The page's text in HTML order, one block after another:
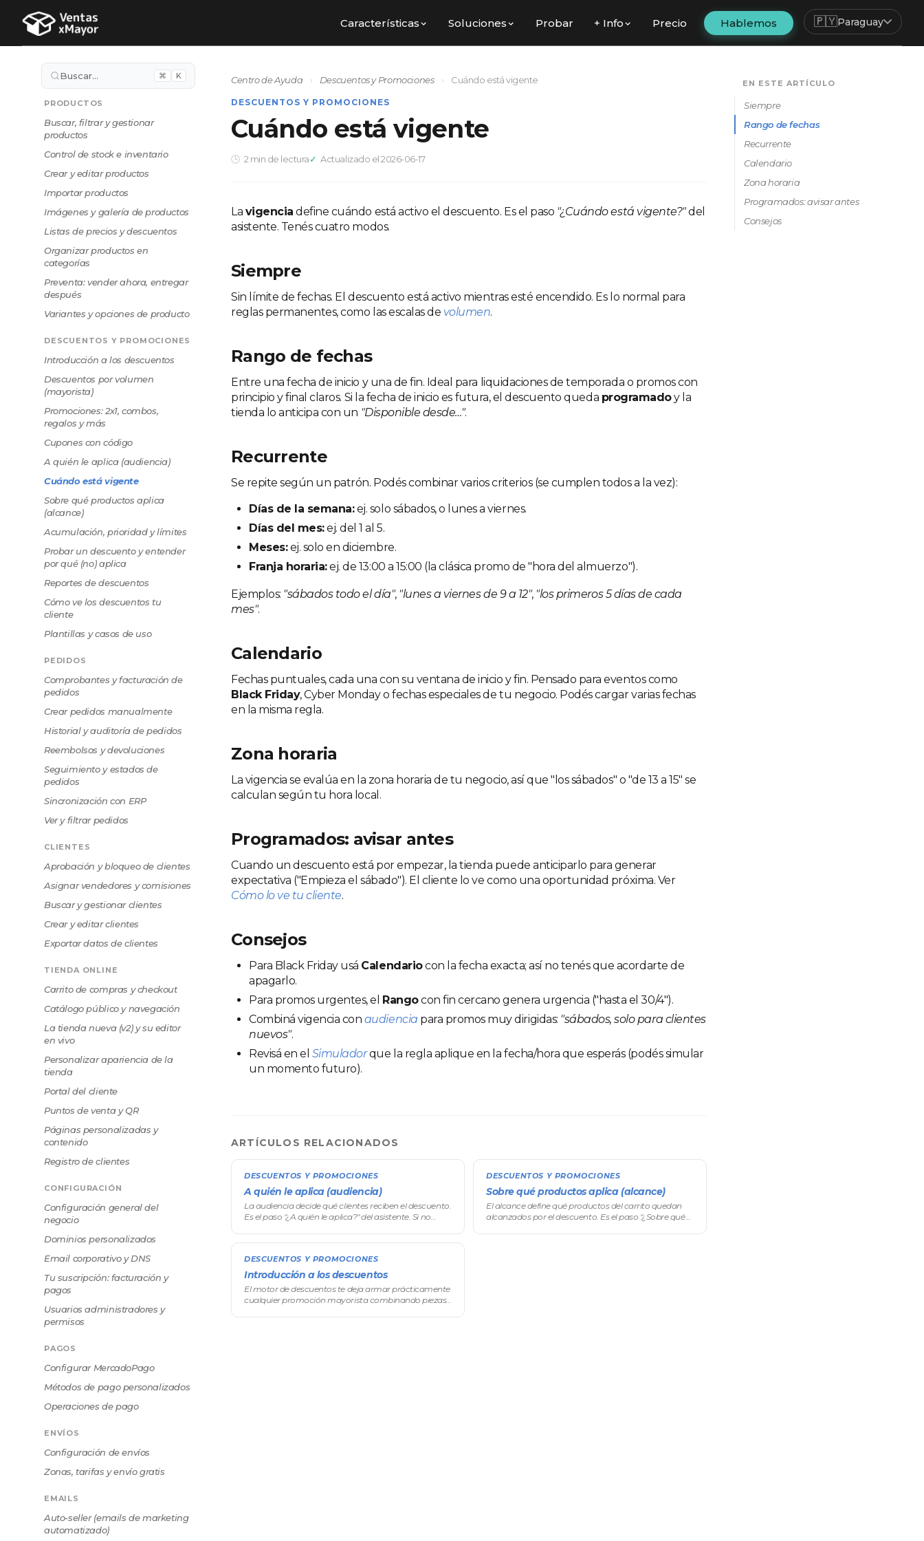
Características Soluciones Probar + Info Precio Hablemos 🇵🇾Paraguay
Buscar… ⌘ K
PRODUCTOS
Buscar, filtrar y gestionar
productos
Control de stock e inventario
Crear y editar productos
Importar productos
Imágenes y galería de productos
Listas de precios y descuentos
Organizar productos en
categorías
Preventa: vender ahora, entregar
después
Variantes y opciones de producto
DESCUENTOS Y PROMOCIONES
Introducción a los descuentos
Descuentos por volumen
(mayorista)
Promociones: 2x1, combos,
regalos y más
Cupones con código
A quién le aplica (audiencia)
Cuándo está vigente
Sobre qué productos aplica
(alcance)
Acumulación, prioridad y límites
Probar un descuento y entender
por qué (no) aplica
Reportes de descuentos
Cómo ve los descuentos tu
cliente
Plantillas y casos de uso
PEDIDOS
Comprobantes y facturación de
pedidos
Crear pedidos manualmente
Historial y auditoría de pedidos
Reembolsos y devoluciones
Seguimiento y estados de
pedidos
Sincronización con ERP
Ver y filtrar pedidos
CLIENTES
Aprobación y bloqueo de clientes
Asignar vendedores y comisiones
Buscar y gestionar clientes
Crear y editar clientes
Exportar datos de clientes
TIENDA ONLINE
Carrito de compras y checkout
Catálogo público y navegación
La tienda nueva (v2) y su editor
en vivo
Personalizar apariencia de la
tienda
Portal del cliente
Puntos de venta y QR
Páginas personalizadas y
contenido
Registro de clientes
CONFIGURACIÓN
Configuración general del
negocio
Dominios personalizados
Email corporativo y DNS
Tu suscripción: facturación y
pagos
Usuarios administradores y
permisos
PAGOS
Configurar MercadoPago
Métodos de pago personalizados
Operaciones de pago
ENVÍOS
Configuración de envíos
Zonas, tarifas y envío gratis
EMAILS
Auto-seller (emails de marketing
automatizado)
Centro de Ayuda › Descuentos y Promociones › Cuándo está vigente
DESCUENTOS Y PROMOCIONES
Cuándo está vigente
2 min de lectura Actualizado el 2026-06-17
La vigencia define cuándo está activo el descuento. Es el paso "¿Cuándo está vigente?"del
asistente. Tenés cuatro modos.
Siempre
Sin límite de fechas. El descuento está activo mientras esté encendido. Es lo normal para
reglas permanentes, como las escalas de volumen.
Rango de fechas
Entre una fecha de inicio y una de fin. Ideal para liquidaciones de temporada o promos con
principio y final claros. Si la fecha de inicio es futura, el descuento queda programadoy la
tienda lo anticipa con un "Disponible desde…".
Recurrente
Se repite según un patrón. Podés combinar varios criterios (se cumplen todos a la vez):
Días de la semana:ej. solo sábados, o lunes a viernes.
Días del mes:ej. del 1 al 5.
Meses:ej. solo en diciembre.
Franja horaria:ej. de 13:00 a 15:00 (la clásica promo de "hora del almuerzo").
Ejemplos: "sábados todo el día", "lunes a viernes de 9 a 12", "los primeros 5 días de cada
mes".
Calendario
Fechas puntuales, cada una con su ventana de inicio y fin. Pensado para eventos como
Black Friday, Cyber Monday o fechas especiales de tu negocio. Podés cargar varias fechas
en la misma regla.
Zona horaria
La vigencia se evalúa en la zona horaria de tu negocio, así que "los sábados" o "de 13 a 15" se
calculan según tu hora local.
Programados: avisar antes
Cuando un descuento está por empezar, la tienda puede anticiparlo para generar
expectativa ("Empieza el sábado"). El cliente lo ve como una oportunidad próxima. Ver
Cómo lo ve tu cliente.
Consejos
Para Black Friday usá Calendariocon la fecha exacta; así no tenés que acordarte de
apagarlo.
Para promos urgentes, el Rangocon fin cercano genera urgencia ("hasta el 30/4").
Combiná vigencia con audiencia para promos muy dirigidas: "sábados, solo para clientes
nuevos".
Revisá en el Simuladorque la regla aplique en la fecha/hora que esperás (podés simular
un momento futuro).
ARTÍCULOS RELACIONADOS
DESCUENTOS Y PROMOCIONES
A quién le aplica (audiencia)
La audiencia decide qué clientes reciben el descuento.
Es el paso "¿A quién le aplica?" del asistente. Si no
DESCUENTOS Y PROMOCIONES
Sobre qué productos aplica (alcance)
El alcance define qué productos del carrito quedan
alcanzados por el descuento. Es el paso "¿Sobre qué
DESCUENTOS Y PROMOCIONES
Introducción a los descuentos
El motor de descuentos te deja armar prácticamente
cualquier promoción mayorista combinando piezas
EN ESTE ARTÍCULO
Siempre
Rango de fechas
Recurrente
Calendario
Zona horaria
Programados: avisar antes
Consejos